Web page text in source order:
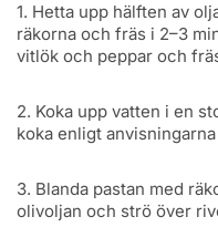
1. Hetta upp hälften av
räkorna och fräs i 2–3
vitlök och peppar och
2. Koka upp vatten i en
koka enligt
3. Blanda pastan med
olivoljan och strö över